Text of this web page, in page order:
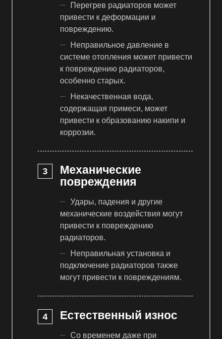
Перегрев радиаторов может
привести к деформации и
повреждению.
Неправильное давление в
системе отопления может привести
к повреждению радиаторов,
особенно старых.
Некачественная вода,
содержащая примеси, может
привести к образованию накипи и
коррозии.
Механические
повреждения
Удары, падения и другие
механические воздействия могут
привести к повреждению
радиаторов.
Неправильная установка и
подключение радиаторов также
могут привести к повреждениям.
Естественный износ
Со временем даже при